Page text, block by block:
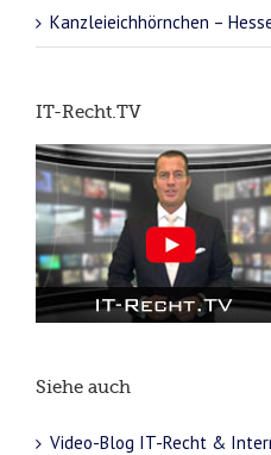
Kanzleieichhörnchen –
IT-Recht.TV
Siehe auch
Video-Blog IT-Recht &